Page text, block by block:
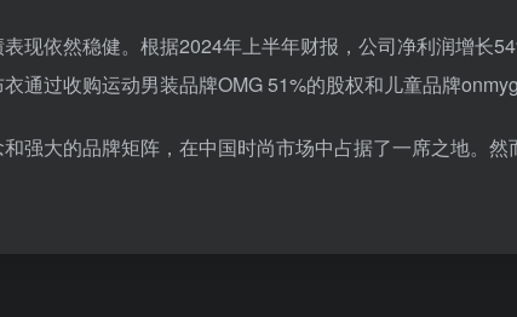
现依然稳健。根据2024年上半年财报，公司净利润增长
通过收购运动男装品牌OMG 51%的股权和儿童品牌
强大的品牌矩阵，在中国时尚市场中占据了一席之地。